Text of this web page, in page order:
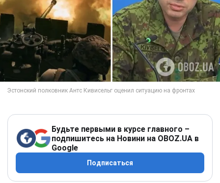
Будьте первыми в курсе главного –
подпишитесь на Новини на OBOZ.UA в
Google
Подписаться